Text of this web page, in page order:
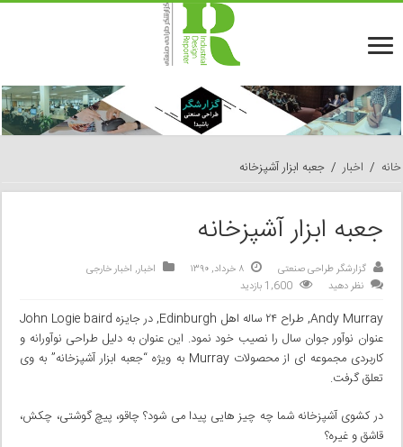
خانه / اخبار / جعبه ابزار آشپزخانه
جعبه ابزار آشپزخانه
گزارشگر طراحی صنعتی ۸ خرداد, ۱۳۹۰ اخبار, اخبار خارجی
نظر دهید
1,600 بازدید
Andy Murray, طراح ۲۴ ساله اهل Edinburgh, در جایزه John Logie baird
عنوان نوآور جوان سال را نصیب خود نمود. این عنوان به دلیل طراحی نو‌آورانه و
کاربردی مجموعه ا‌ی از محصولات Murray به ویژه “جعبه ابزار آشپزخانه” به وی
تعلق گرفت.
در کشوی آشپزخانه شما چه چیز هایی پیدا می شود؟ چاقو، پیچ گوشتی، چکش،
قاشق و غیره؟